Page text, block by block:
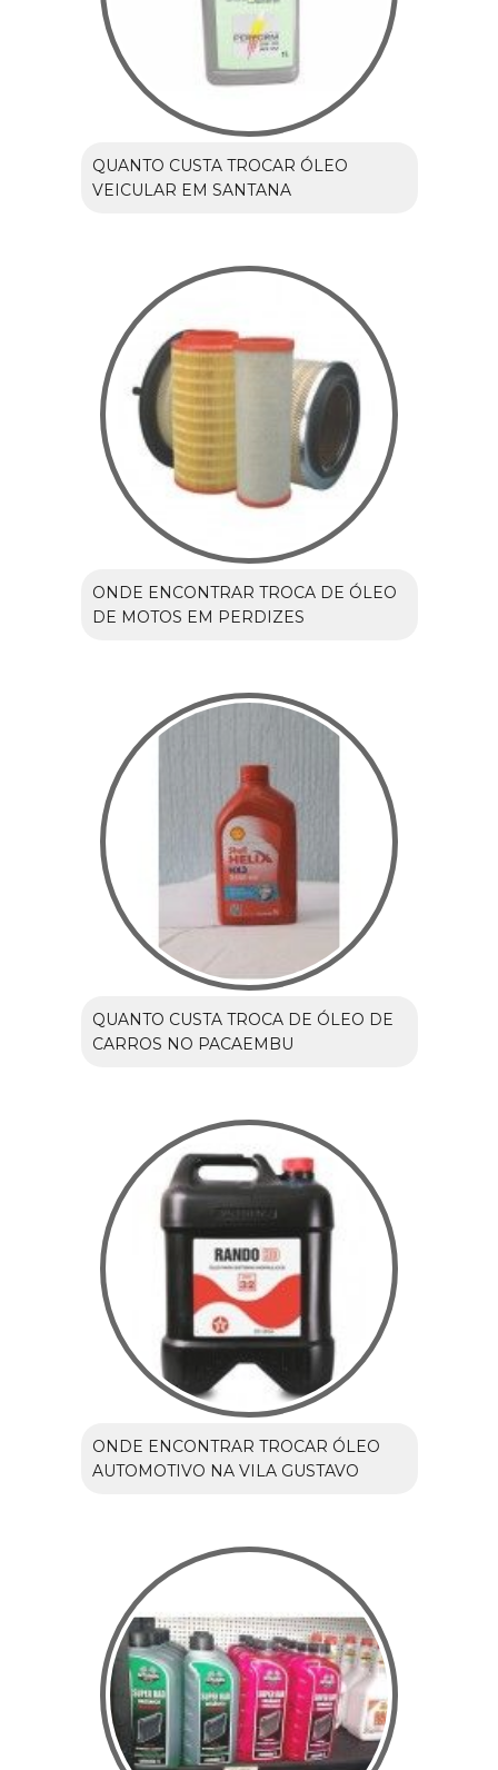
QUANTO CUSTA TROCAR ÓLEO
VEICULAR EM SANTANA
ONDE ENCONTRAR TROCA DE ÓLEO
DE MOTOS EM PERDIZES
QUANTO CUSTA TROCA DE ÓLEO DE
CARROS NO PACAEMBU
ONDE ENCONTRAR TROCAR ÓLEO
AUTOMOTIVO NA VILA GUSTAVO